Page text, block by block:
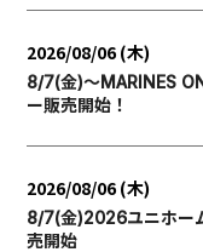
2026/08/06 (木)
8/7(金)～MARINES
ー販売開始！
2026/08/06 (木)
8/7(金)2026ユニホー
売開始